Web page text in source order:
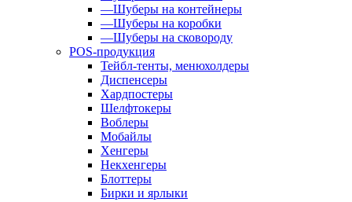
—Шуберы на контейнеры
—Шуберы на коробки
—Шуберы на сковороду
POS-продукция
Тейбл-тенты, менюхолдеры
Диспенсеры
Хардпостеры
Шелфтокеры
Воблеры
Мобайлы
Хенгеры
Некхенгеры
Блоттеры
Бирки и ярлыки